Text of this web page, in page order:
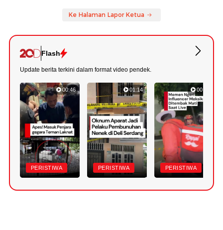
Ke Halaman Lapor Ketua
Flash
Update berita terkini dalam format video pendek.
00:46
PERISTIWA
01:14
PERISTIWA
00:49
PERISTIWA